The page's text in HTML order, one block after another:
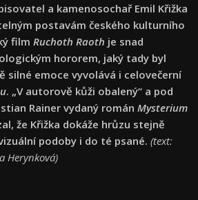
a kamenosochař Emil Křižka
postavám českého kulturního
film Ruchoth Raoth je snad
hororem, jaký tady byl
silné emoce vyvolává i celovečerní
. „V autorově kůži obalený“ a pod
Rainer vydaný román Mysterium
že Křižka dokáže hrůzu stejně
podoby i do té psané. (text:
Herynková)